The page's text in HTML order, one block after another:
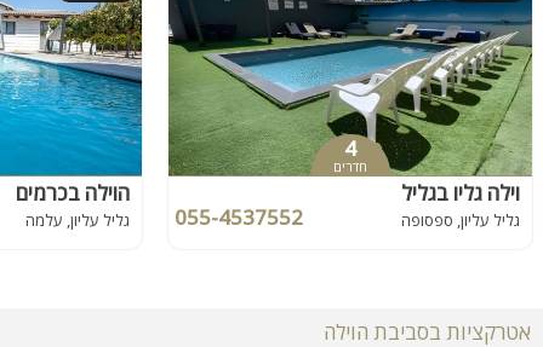
4
חדרים
וילה גליו בגליל
גליל עליון, ספסופה 055-4537552
הוילה בכרמים
גליל עליון, עלמה
אטרקציות בסביבת הוילה